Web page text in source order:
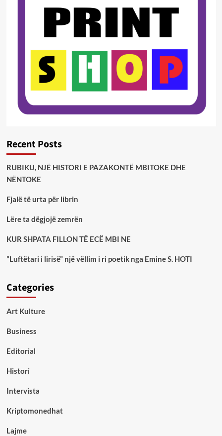
Recent Posts
RUBIKU, NJË HISTORI E PAZAKONTË MBITOKE DHE
NËNTOKE
Fjalë të urta për librin
Lëre ta dëgjojë zemrën
KUR SHPATA FILLON TË ECË MBI NE
”Luftëtari i lirisë” një vëllim i ri poetik nga Emine S. HOTI
Categories
Art Kulture
Business
Editorial
Histori
Intervista
Kriptomonedhat
Lajme